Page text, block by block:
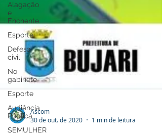
Alagação
e
Enchente
Esporte
Defesa
civil
No
gabinete
Esporte
Audiência
Pública
SEMULHER
Ascom
30 de out. de 2020